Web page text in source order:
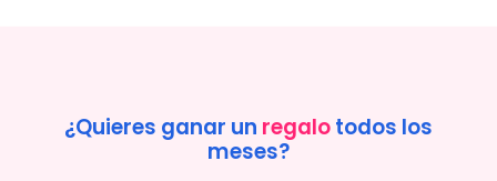
¿Quieres ganar un regalotodos los
meses?